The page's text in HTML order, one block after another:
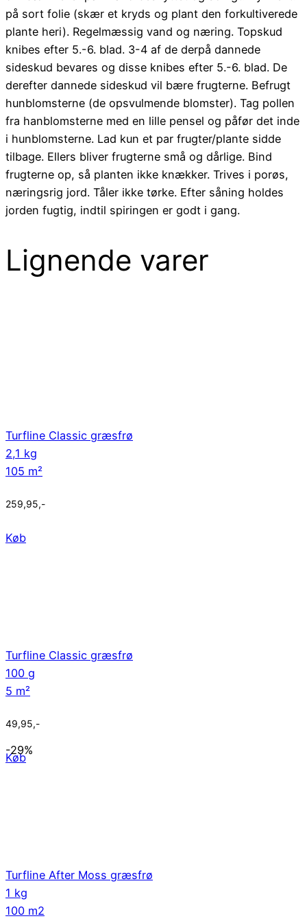
på sort folie (skær et kryds og plant den forkultiverede
plante heri). Regelmæssig vand og næring. Topskud
knibes efter 5.-6. blad. 3-4 af de derpå dannede
sideskud bevares og disse knibes efter 5.-6. blad. De
derefter dannede sideskud vil bære frugterne. Befrugt
hunblomsterne (de opsvulmende blomster). Tag pollen
fra hanblomsterne med en lille pensel og påfør det inde
i hunblomsterne. Lad kun et par frugter/plante sidde
tilbage. Ellers bliver frugterne små og dårlige. Bind
frugterne op, så planten ikke knækker. Trives i porøs,
næringsrig jord. Tåler ikke tørke. Efter såning holdes
jorden fugtig, indtil spiringen er godt i gang.
Lignende varer
Køb
Turfline Classic græsfrø
2,1 kg
105 m²
259,95,-
Køb
Turfline Classic græsfrø
100 g
5 m²
49,95,-
-29%
Turfline After Moss græsfrø
1 kg
100 m2